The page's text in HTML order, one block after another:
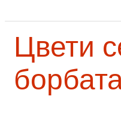
Цвети